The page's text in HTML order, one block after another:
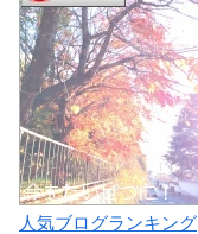
人気ブログランキング